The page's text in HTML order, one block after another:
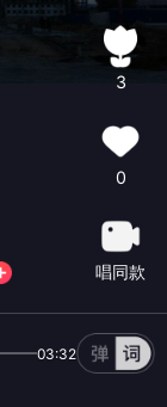
3
0
唱同款
03:32